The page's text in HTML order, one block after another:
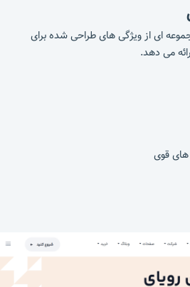
ای از ویژگی های طراحی شده برای
می دهد.
های قوی